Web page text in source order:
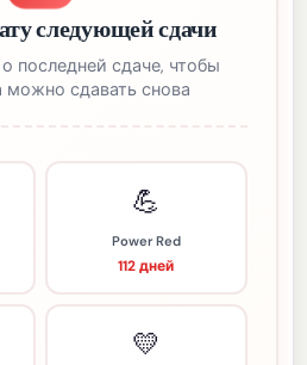
следующей сдачи
последней сдаче, чтобы
можно сдавать снова
💪
Power Red
112 дней
💛